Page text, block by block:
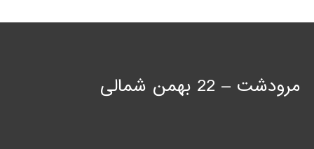
مرودشت – 22 بهمن شمالی